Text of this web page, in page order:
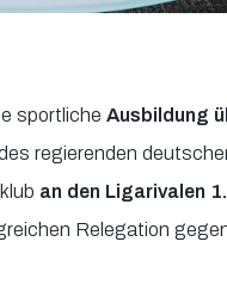
sportliche Ausbildung
regierenden
an den Ligarivalen
Relegation